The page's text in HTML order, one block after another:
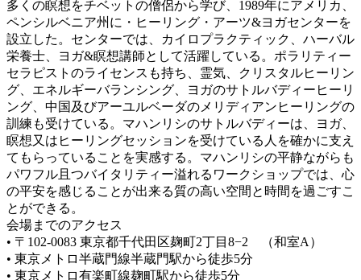
多くの瞑想をチベットの僧侶から学び、1989年にアメリカ、
ペンシルベニア州に・ヒーリング・アーツ&ヨガセンターを
設立した。センターでは、カイロプラクティック、ハーバル
栄養士、ヨガ&瞑想講師として活躍している。ポラリティー
セラピストのライセンスも持ち、霊気、クリスタルヒーリン
グ、エネルギーバランシング、ヨガのサトルバディーヒーリ
ング、中国及びアーユルベーダのメリディアンヒーリングの
訓練も受けている。マハンリシのサトルバディーは、ヨガ、
瞑想又はヒーリングセッションを受けている人を確かに支え
てもらっていることを実感する。マハンリシの平静ながらも
パワフル且つバイタリティー溢れるワークショップでは、心
の平安を感じることが出来る質の高い空間と時間を過ごすこ
とができる。
会場までのアクセス
• 〒102-0083 東京都千代田区麹町2丁目8−2 （和室A）
• 東京メトロ半蔵門線半蔵門駅から徒歩5分
• 東京メトロ有楽町線麹町駅から徒歩5分